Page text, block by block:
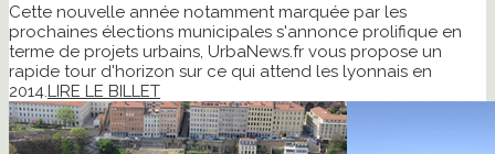
Cette nouvelle année notamment marquée par les
prochaines élections municipales s'annonce prolifique en
terme de projets urbains, UrbaNews.fr vous propose un
rapide tour d'horizon sur ce qui attend les lyonnais en
2014. LIRE LE BILLET